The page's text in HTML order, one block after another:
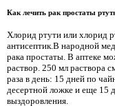
Как лечить рак простаты
Хлорид ртути или хлорид
антисептик.В народной
рака простаты. В аптеке
раствор. 250 мл раствора
раза в день: 15 дней по
десертной ложке и еще 15
выздоровления.